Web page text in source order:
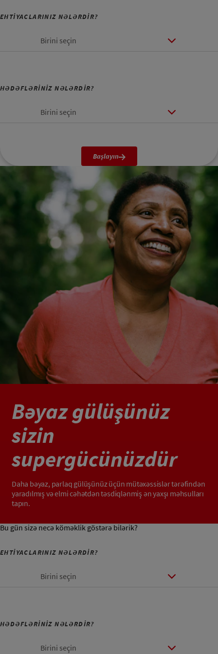
EHTİYACLARINIZ NƏLƏRDİR?
Birini seçin
HƏDƏFLƏRİNİZ NƏLƏRDİR?
Birini seçin
Başlayın
Bəyaz gülüşünüz
sizin
supergücünüzdür
Daha bəyaz, parlaq gülüşünüz üçün mütəxəssislər tərəfindən
yaradılmış və elmi cəhətdən təsdiqlənmiş ən yaxşı məhsulları
tapın.
Bu gün sizə necə köməklik göstərə bilərik?
EHTİYACLARINIZ NƏLƏRDİR?
Birini seçin
HƏDƏFLƏRİNİZ NƏLƏRDİR?
Birini seçin